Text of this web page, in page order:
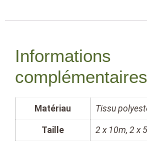
Informations
complémentaires
Matériau Tissu
Taille 2 x 10m, 2 x